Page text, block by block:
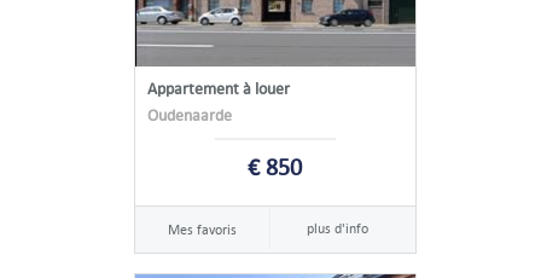
Appartement à louer
Oudenaarde
€ 850
Mes favoris plus d'info